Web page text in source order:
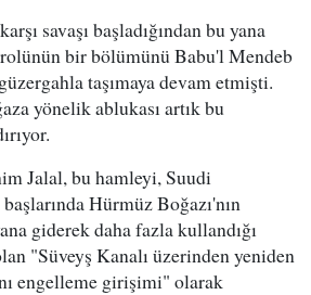
savaşı başladığından bu yana
bir bölümünü Babu'l Mendeb
taşımaya devam etmişti.
yönelik ablukası artık bu
Jalal, bu hamleyi, Suudi
Hürmüz Boğazı'nın
giderek daha fazla kullandığı
"Süveyş Kanalı üzerinden yeniden
engelleme girişimi" olarak